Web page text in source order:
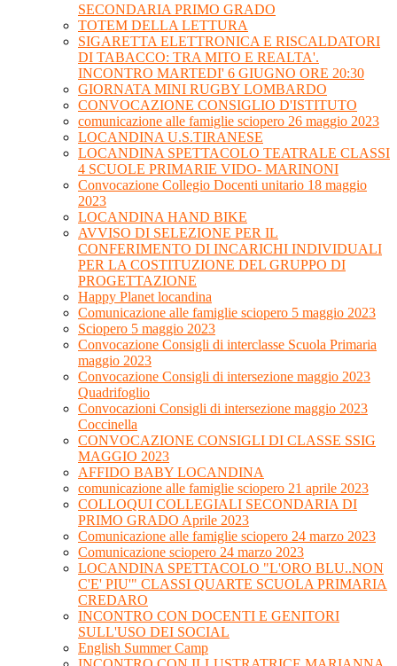
SECONDARIA PRIMO GRADO
TOTEM DELLA LETTURA
SIGARETTA ELETTRONICA E RISCALDATORI
DI TABACCO: TRA MITO E REALTA'.
INCONTRO MARTEDI' 6 GIUGNO ORE 20:30
GIORNATA MINI RUGBY LOMBARDO
CONVOCAZIONE CONSIGLIO D'ISTITUTO
comunicazione alle famiglie sciopero 26 maggio 2023
LOCANDINA U.S.TIRANESE
LOCANDINA SPETTACOLO TEATRALE CLASSI
4 SCUOLE PRIMARIE VIDO- MARINONI
Convocazione Collegio Docenti unitario 18 maggio
2023
LOCANDINA HAND BIKE
AVVISO DI SELEZIONE PER IL
CONFERIMENTO DI INCARICHI INDIVIDUALI
PER LA COSTITUZIONE DEL GRUPPO DI
PROGETTAZIONE
Happy Planet locandina
Comunicazione alle famiglie sciopero 5 maggio 2023
Sciopero 5 maggio 2023
Convocazione Consigli di interclasse Scuola Primaria
maggio 2023
Convocazione Consigli di intersezione maggio 2023
Quadrifoglio
Convocazioni Consigli di intersezione maggio 2023
Coccinella
CONVOCAZIONE CONSIGLI DI CLASSE SSIG
MAGGIO 2023
AFFIDO BABY LOCANDINA
comunicazione alle famiglie sciopero 21 aprile 2023
COLLOQUI COLLEGIALI SECONDARIA DI
PRIMO GRADO Aprile 2023
Comunicazione alle famiglie sciopero 24 marzo 2023
Comunicazione sciopero 24 marzo 2023
LOCANDINA SPETTACOLO "L'ORO BLU..NON
C'E' PIU'" CLASSI QUARTE SCUOLA PRIMARIA
CREDARO
INCONTRO CON DOCENTI E GENITORI
SULL'USO DEI SOCIAL
English Summer Camp